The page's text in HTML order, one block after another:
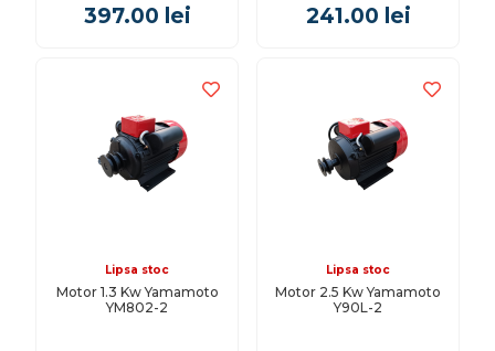
397.00 lei 241.00 lei
Lipsa stoc
Motor 1.3 Kw Yamamoto
YM802-2
Lipsa stoc
Motor 2.5 Kw Yamamoto
Y90L-2